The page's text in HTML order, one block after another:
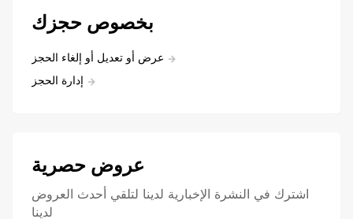
بخصوص حجزك
عرض أو تعديل أو إلغاء الحجز
إدارة الحجز
عروض حصرية
اشترك في النشرة الإخبارية لدينا لتلقي أحدث العروض
لدينا